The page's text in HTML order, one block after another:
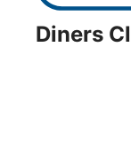
Diners